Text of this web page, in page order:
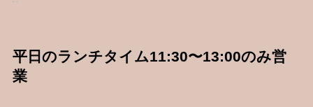
平日のランチタイム11:30〜13:00のみ営
業